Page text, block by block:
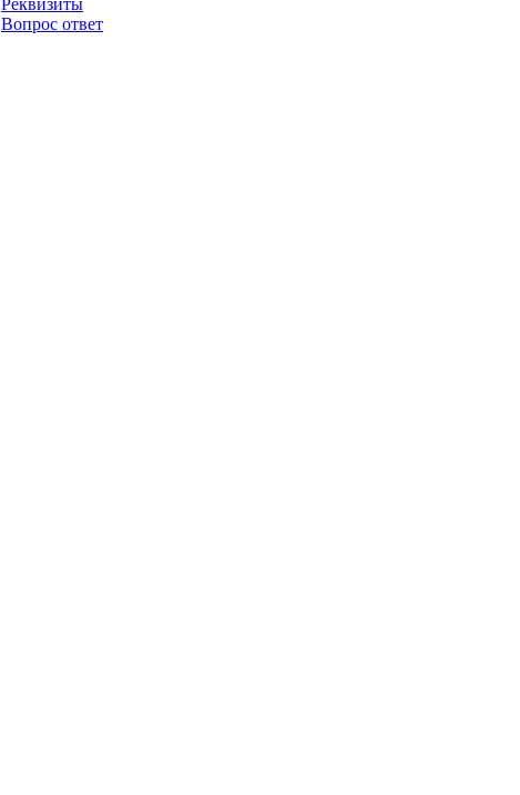
Реквизиты
Вопрос ответ